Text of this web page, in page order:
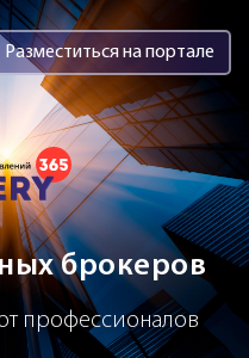
кредитных
Разместиться на портале
брокеров
профессионалов